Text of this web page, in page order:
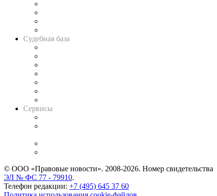
Судебная база
Сервисы
© ООО «Правовые новости». 2008-2026. Номер свидетельства
ЭЛ № ФС 77 - 79910.
Телефон редакции: +7 (495) 645 37 60